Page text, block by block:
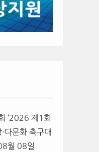
‘2026 제1회
다문화 축구대
월 08일